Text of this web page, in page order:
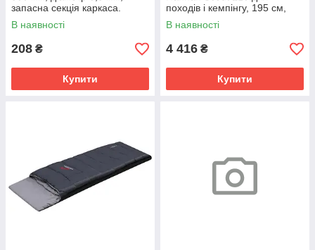
запасна секція каркаса.
В наявності
208 ₴
Купити
походів і кемпінгу, 195 см,
чорний
В наявності
4 416 ₴
Купити